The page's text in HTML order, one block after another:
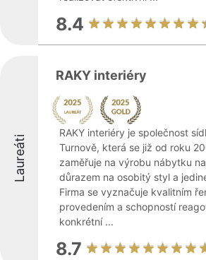
8.4
Laureáti
RAKY interiéry
RAKY interiéry je společnost
Turnově, která se již od roku
zaměřuje na výrobu nábytku
důrazem na osobitý styl a
Firma se vyznačuje kvalitním
provedením a schopností
konkrétní ...
8.7